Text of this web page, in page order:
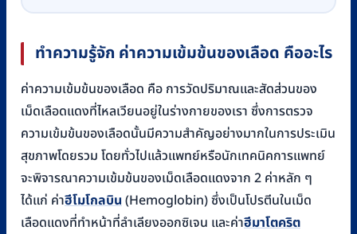
ทำความรู้จัก ค่าความเข้มข้นของเลือด คืออะไร
ค่าความเข้มข้นของเลือด คือ การวัดปริมาณและสัดส่วนของ
เม็ดเลือดแดงที่ไหลเวียนอยู่ในร่างกายของเรา ซึ่งการตรวจ
ความเข้มข้นของเลือดนั้นมีความสำคัญอย่างมากในการประเมิน
สุขภาพโดยรวม โดยทั่วไปแล้วแพทย์หรือนักเทคนิคการแพทย์
จะพิจารณาความเข้มข้นของเม็ดเลือดแดงจาก 2 ค่าหลัก ๆ
ได้แก่ ค่าฮีโมโกลบิน(Hemoglobin) ซึ่งเป็นโปรตีนในเม็ด
เลือดแดงที่ทำหน้าที่ลำเลียงออกซิเจน และค่าฮีมาโตคริต